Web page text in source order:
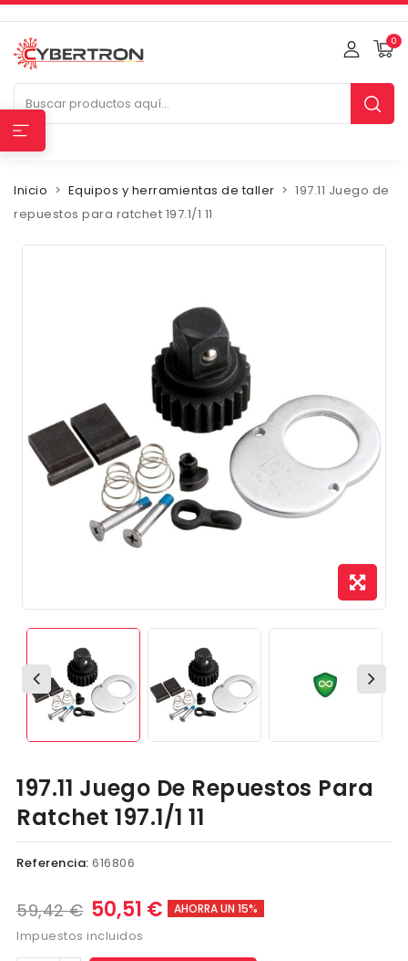
0
Inicio Equipos y herramientas de taller
197.11 Juego de
repuestos para ratchet 197.1/1 11
197.11 Juego De Repuestos Para
Ratchet 197.1/1 11
Referencia: 616806
59,42 € 50,51 € AHORRA UN 15%
Impuestos incluidos